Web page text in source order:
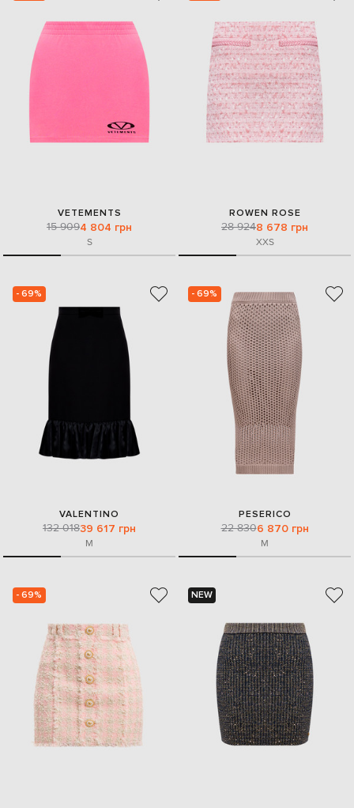
VETEMENTS
15 9094 804 грн
S
ROWEN ROSE
28 9248 678 грн
XXS
- 69%
VALENTINO
132 01839 617 грн
M
- 69%
PESERICO
22 8306 870 грн
M
- 69% NEW